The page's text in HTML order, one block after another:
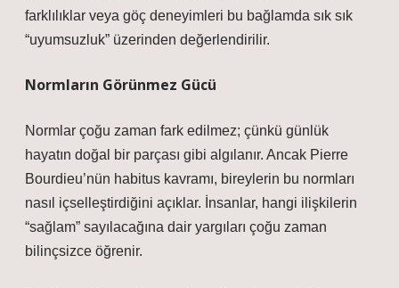
farklılıklar veya göç deneyimleri bu bağlamda sık sık
“uyumsuzluk” üzerinden değerlendirilir.
Normların Görünmez Gücü
Normlar çoğu zaman fark edilmez; çünkü günlük
hayatın doğal bir parçası gibi algılanır. Ancak Pierre
Bourdieu’nün habitus kavramı, bireylerin bu normları
nasıl içselleştirdiğini açıklar. İnsanlar, hangi ilişkilerin
“sağlam” sayılacağına dair yargıları çoğu zaman
bilinçsizce öğrenir.